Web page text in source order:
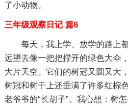
了小动物。
三年级观察日记 篇6
每天，我上学、放学的路上
远望去像一把把撑开的绿色大伞
大片天空。它们的树冠又圆又大
树冠和树干上还垂满了许多红棕
老爷爷的“长胡子”。我心想：树